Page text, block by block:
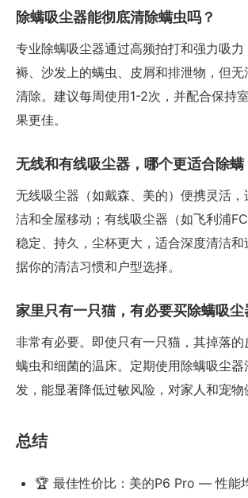
除螨吸尘器能彻底清除螨虫吗？
专业除螨吸尘器通过高频拍打和强力吸
褥、沙发上的螨虫、皮屑和排泄物，但
清除。建议每周使用1-2次，并配合保持
果更佳。
无线和有线吸尘器，哪个更适合除螨
无线吸尘器（如戴森、美的）便携灵活
洁和全屋移动；有线吸尘器（如飞利浦
稳定、持久，尘杯更大，适合深度清洁
据你的清洁习惯和户型选择。
家里只有一只猫，有必要买除螨吸尘
非常有必要。即使只有一只猫，其掉落
螨虫和细菌的温床。定期使用除螨吸尘
发，能显著降低过敏风险，对家人和宠物
总结
🏆 最佳性价比：美的P6 Pro — 性能